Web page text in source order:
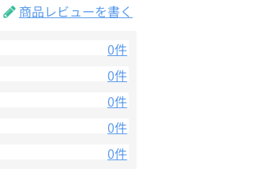
商品レビューを書く
0件
0件
0件
0件
0件